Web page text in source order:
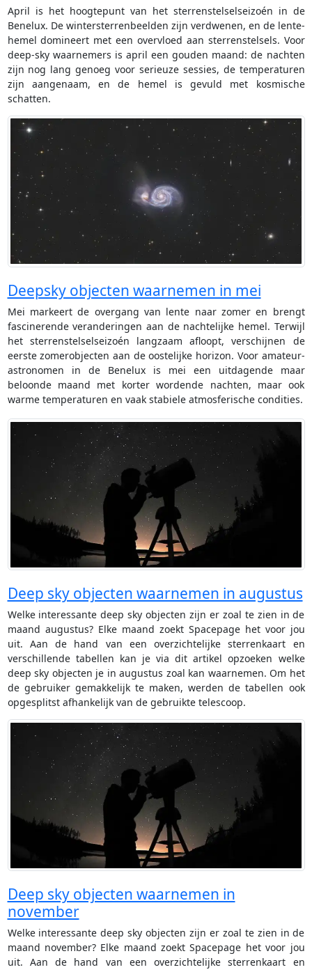
April is het hoogtepunt van het sterrenstelselseizoén in de
Benelux. De wintersterrenbeelden zijn verdwenen, en de lente-
hemel domineert met een overvloed aan sterrenstelsels. Voor
deep-sky waarnemers is april een gouden maand: de nachten
zijn nog lang genoeg voor serieuze sessies, de temperaturen
zijn aangenaam, en de hemel is gevuld met kosmische
schatten.
Deepsky objecten waarnemen in mei
Mei markeert de overgang van lente naar zomer en brengt
fascinerende veranderingen aan de nachtelijke hemel. Terwijl
het sterrenstelselseizoén langzaam afloopt, verschijnen de
eerste zomerobjecten aan de oostelijke horizon. Voor amateur-
astronomen in de Benelux is mei een uitdagende maar
beloonde maand met korter wordende nachten, maar ook
warme temperaturen en vaak stabiele atmosferische condities.
Deep sky objecten waarnemen in augustus
Welke interessante deep sky objecten zijn er zoal te zien in de
maand augustus? Elke maand zoekt Spacepage het voor jou
uit. Aan de hand van een overzichtelijke sterrenkaart en
verschillende tabellen kan je via dit artikel opzoeken welke
deep sky objecten je in augustus zoal kan waarnemen. Om het
de gebruiker gemakkelijk te maken, werden de tabellen ook
opgesplitst afhankelijk van de gebruikte telescoop.
Deep sky objecten waarnemen in
november
Welke interessante deep sky objecten zijn er zoal te zien in de
maand november? Elke maand zoekt Spacepage het voor jou
uit. Aan de hand van een overzichtelijke sterrenkaart en